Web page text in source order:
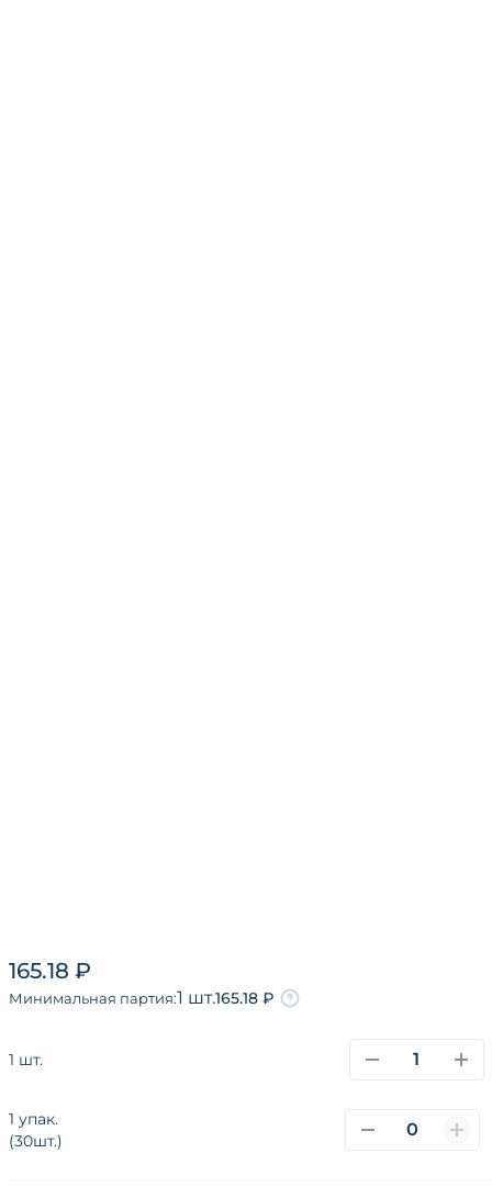
165.18 ₽
Минимальная партия:1 шт.165.18 ₽
1 шт.
1 упак.
(30шт.)